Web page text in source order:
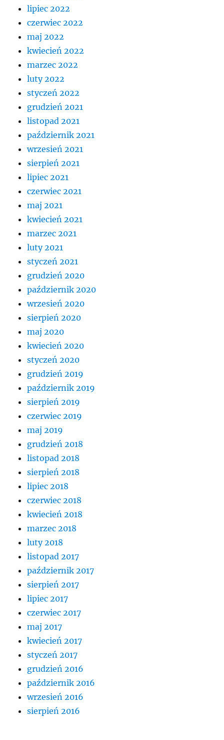
lipiec 2022
czerwiec 2022
maj 2022
kwiecień 2022
marzec 2022
luty 2022
styczeń 2022
grudzień 2021
listopad 2021
październik 2021
wrzesień 2021
sierpień 2021
lipiec 2021
czerwiec 2021
maj 2021
kwiecień 2021
marzec 2021
luty 2021
styczeń 2021
grudzień 2020
październik 2020
wrzesień 2020
sierpień 2020
maj 2020
kwiecień 2020
styczeń 2020
grudzień 2019
październik 2019
sierpień 2019
czerwiec 2019
maj 2019
grudzień 2018
listopad 2018
sierpień 2018
lipiec 2018
czerwiec 2018
kwiecień 2018
marzec 2018
luty 2018
listopad 2017
październik 2017
sierpień 2017
lipiec 2017
czerwiec 2017
maj 2017
kwiecień 2017
styczeń 2017
grudzień 2016
październik 2016
wrzesień 2016
sierpień 2016